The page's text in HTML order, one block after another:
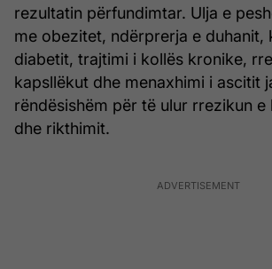
rezultatin përfundimtar. Ulja e
me obezitet, ndërprerja e duhanit,
diabetit, trajtimi i kollës kronike,
kapsllëkut dhe menaxhimi i ascitit
rëndësishëm për të ulur rrezikun
dhe rikthimit.